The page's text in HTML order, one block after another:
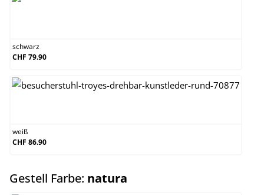
schwarz
CHF 79.90
weiß
CHF 86.90
Gestell Farbe: natura